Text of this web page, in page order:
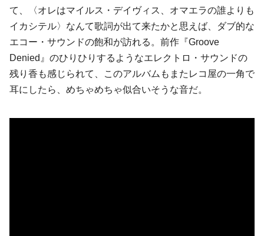
て、〈オレはマイルス・デイヴィス、オマエラの誰よりも
イカシテル〉なんて歌詞が出て来たかと思えば、ダブ的な
エコー・サウンドの飽和が訪れる。前作『Groove
Denied』のひりひりするようなエレクトロ・サウンドの
残り香も感じられて、このアルバムもまたレコ屋の一角で
耳にしたら、めちゃめちゃ似合いそうな音だ。